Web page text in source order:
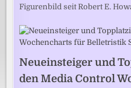
Figurenbild seit Robert E.
Neueinsteiger und
den Media Control